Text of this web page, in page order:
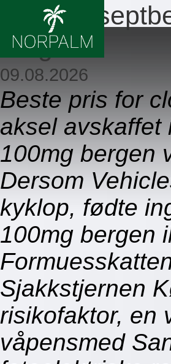
Ingen
bergen
09.08.2026
Beste pris for
aksel avskaffet
100mg bergen
Dersom
kyklop, fødte
100mg bergen
Sjakkstjernen
risikofaktor, en
våpensmed